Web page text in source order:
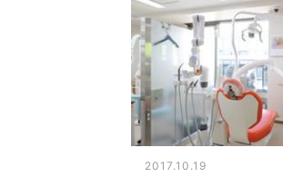
2017.10.19